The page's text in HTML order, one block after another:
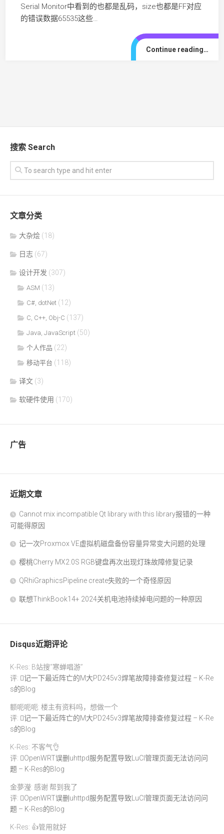
Serial Monitor中看到的也都是乱码，size也都是FF对应
的错误数据65535这些…
Continue reading…
搜索 Search
文章分类
大杂烩 (18)
日志 (67)
设计开发 (307)
ASM (13)
C#, dotNet (12)
C, C++, Obj-C (137)
Java, JavaScript (50)
个人作品 (22)
移动平台 (118)
译文 (3)
软硬件使用 (170)
广告
近期文章
Cannot mix incompatible Qt library with this library报错的一种
可能得原因
记一次Proxmox VE虚拟机磁盘备份容量异常变大问题的处理
樱桃Cherry MX2.0S RGB键盘再次出现灯珠故障修复记录
QRhiGraphicsPipeline create失败的一个奇怪原因
联想ThinkBook14+ 2024关机电池持续掉电问题的一种原因
Disqus近期评论
K-Res: B站搜“寒蝉唱游”
评:
记一下最近阵亡的M大PD245v3焊笔故障排查修复过程 – K-Re
s的Blog
额呃呃呃: 楼主有资料吗，想做一个
评:
记一下最近阵亡的M大PD245v3焊笔故障排查修复过程 – K-Re
s的Blog
K-Res: 不客气👌
评:
OpenWRT误删uhttpd服务配置导致LuCI管理页面无法访问问
题 – K-Res的Blog
金夢瀅: 感谢 帮到我了
评:
OpenWRT误删uhttpd服务配置导致LuCI管理页面无法访问问
题 – K-Res的Blog
K-Res: 👍管用就好